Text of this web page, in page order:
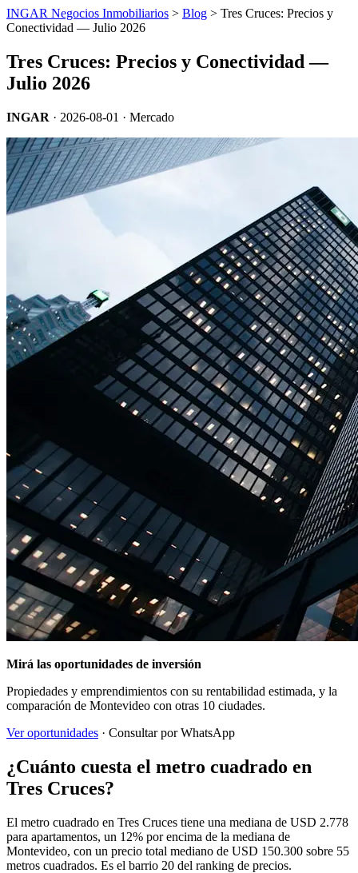
INGAR Negocios Inmobiliarios > Blog > Tres Cruces: Precios y
Conectividad — Julio 2026
Tres Cruces: Precios y Conectividad —
Julio 2026
INGAR · 2026-08-01 · Mercado
Mirá las oportunidades de inversión
Propiedades y emprendimientos con su rentabilidad estimada, y la
comparación de Montevideo con otras 10 ciudades.
Ver oportunidades · Consultar por WhatsApp
¿Cuánto cuesta el metro cuadrado en
Tres Cruces?
El metro cuadrado en Tres Cruces tiene una mediana de USD 2.778
para apartamentos, un 12% por encima de la mediana de
Montevideo, con un precio total mediano de USD 150.300 sobre 55
metros cuadrados. Es el barrio 20 del ranking de precios.